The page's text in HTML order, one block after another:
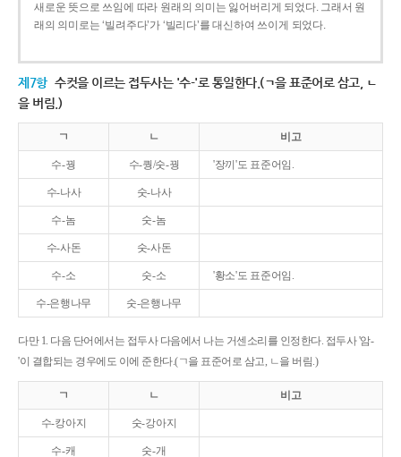
새로운 뜻으로 쓰임에 따라 원래의 의미는 잃어버리게 되었다. 그래서 원
래의 의미로는 ‘빌려주다’가 ‘빌리다’를 대신하여 쓰이게 되었다.
제7항 수컷을 이르는 접두사는 '수-'로 통일한다.(ㄱ을 표준어로 삼고, ㄴ
을 버림.)
ㄱ ㄴ 비고
수-꿩 수-퀑/숫-꿩 '장끼'도 표준어임.
수-나사 숫-나사
수-놈 숫-놈
수-사돈 숫-사돈
수-소 숫-소 '황소'도 표준어임.
수-은행나무 숫-은행나무
다만 1. 다음 단어에서는 접두사 다음에서 나는 거센소리를 인정한다. 접두사 '암-
'이 결합되는 경우에도 이에 준한다.(ㄱ을 표준어로 삼고, ㄴ을 버림.)
ㄱ ㄴ 비고
수-캉아지 숫-강아지
수-캐 숫-개